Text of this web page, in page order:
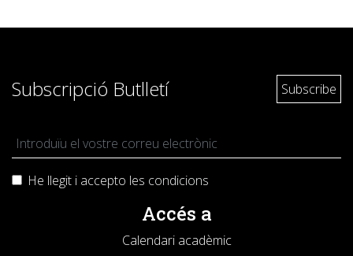
Subscripció Butlletí
He llegit i accepto les condicions
Accés a
Calendari acadèmic